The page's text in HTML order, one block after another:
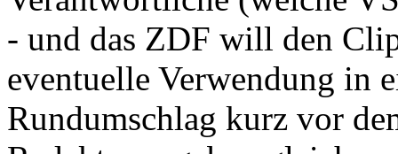
- und das ZDF will den
eventuelle Verwendung in
Rundumschlag kurz vor